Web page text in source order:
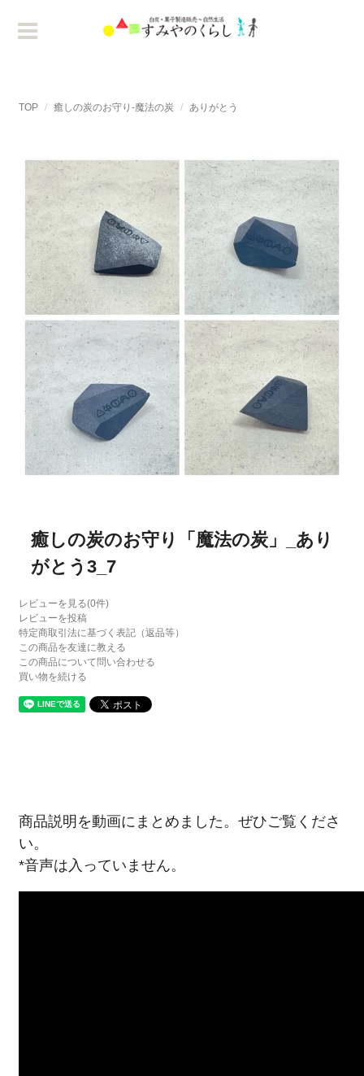
TOP 癒しの炭のお守り-魔法の炭 ありがとう
癒しの炭のお守り「魔法の炭」_あり
がとう3_7
レビューを見る(0件)
レビューを投稿
特定商取引法に基づく表記（返品等）
この商品を友達に教える
この商品について問い合わせる
買い物を続ける
商品説明を動画にまとめました。ぜひご覧くださ
い。
*音声は入っていません。